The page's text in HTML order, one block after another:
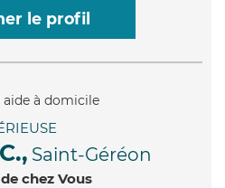
le profil
Saint-Géréon
chez Vous